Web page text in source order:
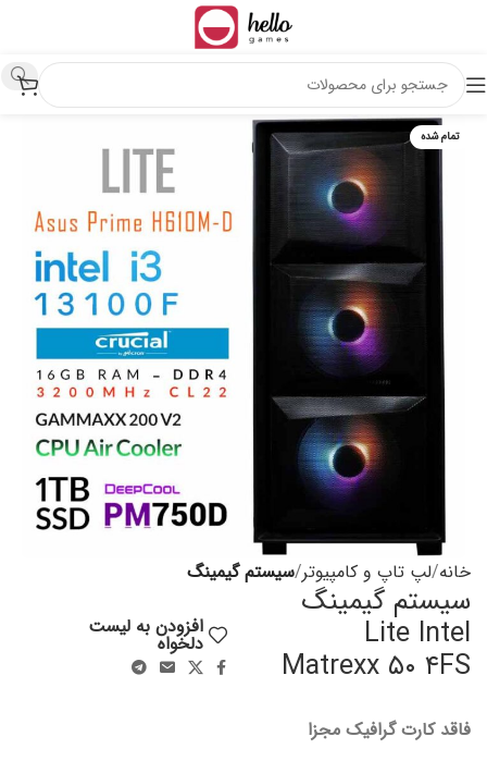
تمام شده
خانه لپ تاپ و کامپیوتر سیستم گیمینگ
سیستم گیمینگ
Lite Intel
Matrexx ۵۰ ۴FS
فاقد کارت گرافیک مجزا
افزودن به لیست
دلخواه